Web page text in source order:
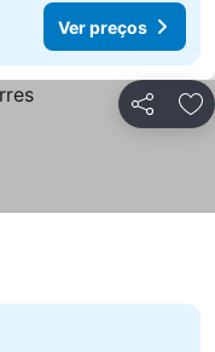
Ver preços
Partilhar